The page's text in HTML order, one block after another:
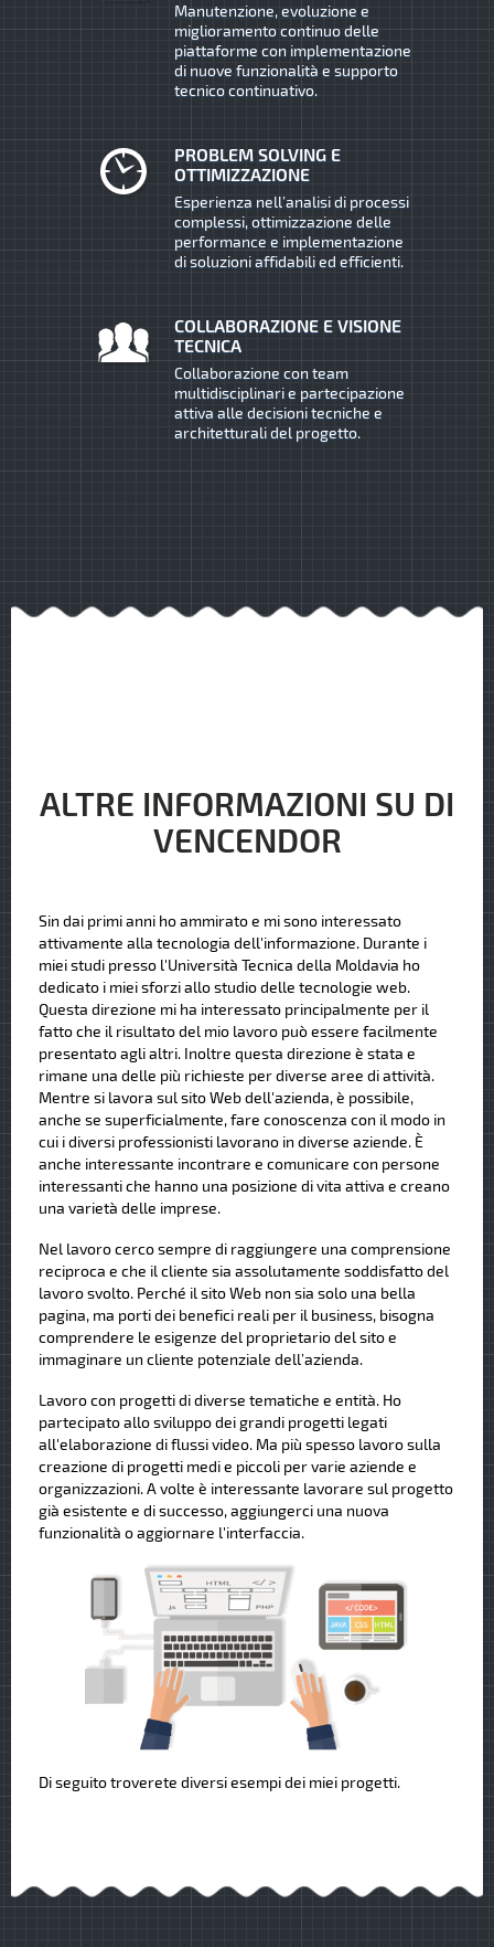
Manutenzione, evoluzione e
miglioramento continuo delle
piattaforme con implementazione
di nuove funzionalità e supporto
tecnico continuativo.
PROBLEM SOLVING E
OTTIMIZZAZIONE
Esperienza nell’analisi di processi
complessi, ottimizzazione delle
performance e implementazione
di soluzioni affidabili ed efficienti.
COLLABORAZIONE E VISIONE
TECNICA
Collaborazione con team
multidisciplinari e partecipazione
attiva alle decisioni tecniche e
architetturali del progetto.
ALTRE INFORMAZIONI SU DI
VENCENDOR
Sin dai primi anni ho ammirato e mi sono interessato
attivamente alla tecnologia dell'informazione. Durante i
miei studi presso l'Università Tecnica della Moldavia ho
dedicato i miei sforzi allo studio delle tecnologie web.
Questa direzione mi ha interessato principalmente per il
fatto che il risultato del mio lavoro può essere facilmente
presentato agli altri. Inoltre questa direzione è stata e
rimane una delle più richieste per diverse aree di attività.
Mentre si lavora sul sito Web dell'azienda, è possibile,
anche se superficialmente, fare conoscenza con il modo in
cui i diversi professionisti lavorano in diverse aziende. È
anche interessante incontrare e comunicare con persone
interessanti che hanno una posizione di vita attiva e creano
una varietà delle imprese.
Nel lavoro cerco sempre di raggiungere una comprensione
reciproca e che il cliente sia assolutamente soddisfatto del
lavoro svolto. Perché il sito Web non sia solo una bella
pagina, ma porti dei benefici reali per il business, bisogna
comprendere le esigenze del proprietario del sito e
immaginare un cliente potenziale dell’azienda.
Lavoro con progetti di diverse tematiche e entità. Ho
partecipato allo sviluppo dei grandi progetti legati
all'elaborazione di flussi video. Ma più spesso lavoro sulla
creazione di progetti medi e piccoli per varie aziende e
organizzazioni. A volte è interessante lavorare sul progetto
già esistente e di successo, aggiungerci una nuova
funzionalità o aggiornare l'interfaccia.
Di seguito troverete diversi esempi dei miei progetti.